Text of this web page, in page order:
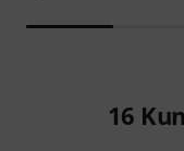
16